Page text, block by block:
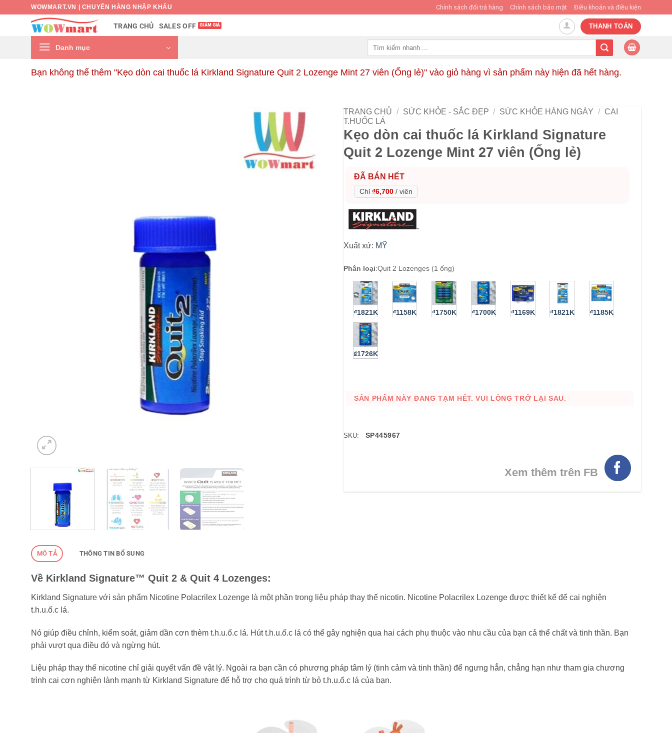
WOWMART.VN | CHUYÊN HÀNG NHẬP KHẨU Chính sách đổi trả hàng Chính sách bảo mật Điều khoản và điều kiện
TRANG CHỦ SALES OFF THANH TOÁN
Danh mục
Bạn không thể thêm "Kẹo dòn cai thuốc lá Kirkland Signature Quit 2 Lozenge Mint 27 viên (Ống lẻ)" vào giỏ hàng vì sản phẩm này hiện đã hết hàng.
HÌNH THẬT
TRANG CHỦ / SỨC KHỎE - SẮC ĐẸP / SỨC KHỎE HÀNG NGÀY / CAI
T.HUỐC LÁ
Kẹo dòn cai thuốc lá Kirkland Signature
Quit 2 Lozenge Mint 27 viên (Ống lẻ)
ĐÃ BÁN HẾT
Chỉ ₫6,700 / viên
Xuất xứ: MỸ
Phân loại:Quit 2 Lozenges (1 ống)
₫1821K ₫1158K ₫1750K ₫1700K ₫1169K ₫1821K ₫1185K
₫1726K
SẢN PHẨM NÀY ĐANG TẠM HẾT. VUI LÒNG TRỞ LẠI SAU.
SKU: SP445967
Xem thêm trên FB
MÔ TẢ THÔNG TIN BỔ SUNG
Về Kirkland Signature™ Quit 2 & Quit 4 Lozenges:
Kirkland Signature với sản phẩm Nicotine Polacrilex Lozenge là một phần trong liệu pháp thay thế nicotin. Nicotine Polacrilex Lozenge được thiết kế để cai nghiện
t.h.u.ố.c lá.
Nó giúp điều chỉnh, kiểm soát, giảm dần cơn thèm t.h.u.ố.c lá. Hút t.h.u.ố.c lá có thể gây nghiện qua hai cách phụ thuộc vào nhu cầu của bạn cả thể chất và tinh thần. Bạn
phải vượt qua điều đó và ngừng hút.
Liệu pháp thay thế nicotine chỉ giải quyết vấn đề vật lý. Ngoài ra bạn cần có phương pháp tâm lý (tinh cảm và tinh thần) để ngưng hẳn, chẳng hạn như tham gia chương
trình cai cơn nghiện lành mạnh từ Kirkland Signature để hỗ trợ cho quá trình từ bỏ t.h.u.ố.c lá của bạn.